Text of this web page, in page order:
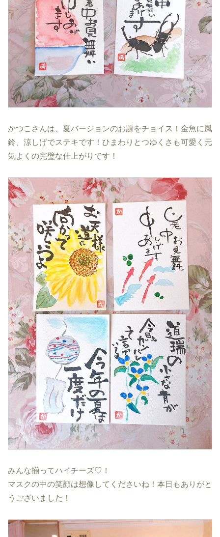
かつこさんは、夏バージョンのお題をチョイス！金魚に風
鈴、涼しげでステキです！ひまわりとつゆくさも可愛く元
気よくの完璧な仕上がりです！
みんな揃ってハイチーズ♡！
マスクの中の笑顔は想像してくださいね！本日もありがと
うございました！